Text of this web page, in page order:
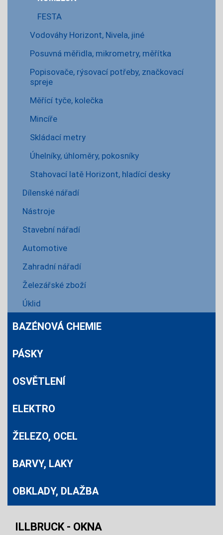
FESTA
Vodováhy Horizont, Nivela, jiné
Posuvná měřidla, mikrometry, měřítka
Popisovače, rýsovací potřeby, značkovací
spreje
Měřící tyče, kolečka
Mincíře
Skládací metry
Úhelníky, úhloměry, pokosníky
Stahovací latě Horizont, hladící desky
Dílenské nářadí
Nástroje
Stavební nářadí
Automotive
Zahradní nářadí
Železářské zboží
Úklid
BAZÉNOVÁ CHEMIE
PÁSKY
OSVĚTLENÍ
ELEKTRO
ŽELEZO, OCEL
BARVY, LAKY
OBKLADY, DLAŽBA
ILLBRUCK - OKNA